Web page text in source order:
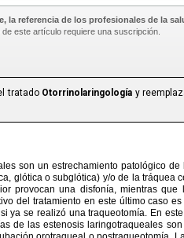
la referencia de los profesionales de la
este artículo requiere una suscripción.
tratado Otorrinolaringología y
son un estrechamiento patológico
glótica o subglótica) y/o de la tráquea
provocan una disfonía, mientras
del tratamiento en este último caso
ya se realizó una traqueotomía. En
de las estenosis laringotraqueales